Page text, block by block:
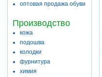
оптовая продажа обуви
Производство
кожа
подошва
колодки
фурнитура
химия